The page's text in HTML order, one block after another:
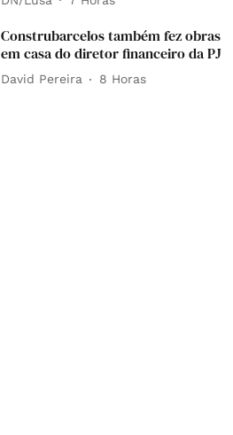
Construbarcelos também fez obras
em casa do diretor financeiro da PJ
David Pereira 8 Horas